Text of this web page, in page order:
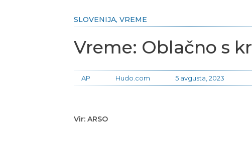
SLOVENIJA, VREME
Vreme: Oblačno s
AP Hudo.com 5 avgusta, 2023
Vir: ARSO